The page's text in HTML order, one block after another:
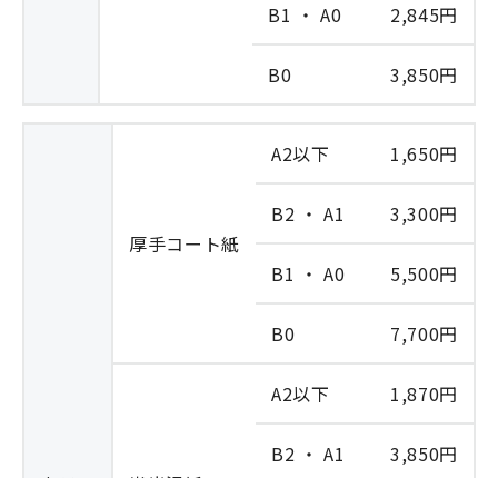
B1 ・ A0 2,845円
B0 3,850円
厚手コート紙
A2以下 1,650円
B2 ・ A1 3,300円
B1 ・ A0 5,500円
B0 7,700円
A2以下 1,870円
B2 ・ A1 3,850円